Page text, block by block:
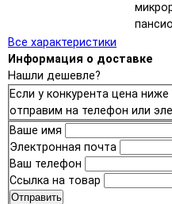
Все характеристики
Информация о доставке
Нашли дешевле?
Если у конкурента цена
отправим на телефон или
Ваше имя
Электронная почта
Ваш телефон
Ссылка на товар
Отправить